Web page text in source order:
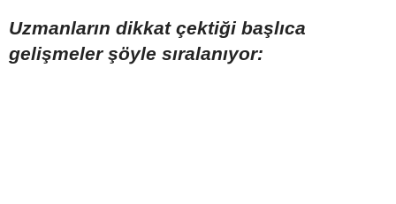
Uzmanların dikkat çektiği başlıca
gelişmeler şöyle sıralanıyor: